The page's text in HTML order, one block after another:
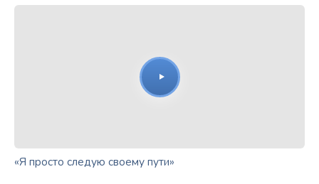
«Я просто следую своему пути»